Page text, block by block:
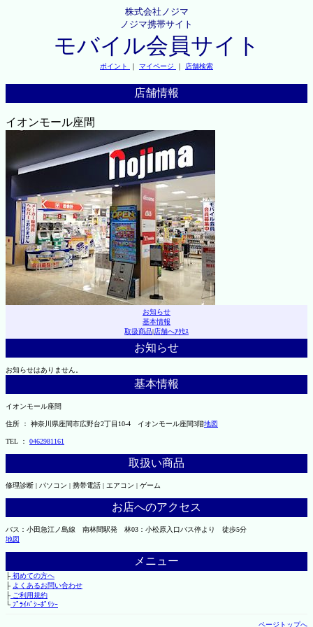
株式会社ノジマ
ノジマ携帯サイト
モバイル会員サイト
ポイント ｜ マイページ ｜ 店舗検索
店舗情報
イオンモール座間
お知らせ
基本情報
取扱商品|店舗へｱｸｾｽ
お知らせ
お知らせはありません。
基本情報
イオンモール座間
住所 ： 神奈川県座間市広野台2丁目10-4 イオンモール座間3階地図
TEL ： 0462981161
取扱い商品
修理診断 | パソコン | 携帯電話 | エアコン | ゲーム
お店へのアクセス
バス：小田急江ノ島線 南林間駅発 林03：小松原入口バス停より 徒歩5分
地図
メニュー
├初めての方へ
├ よくあるお問い合わせ
├ご利用規約
└ﾌﾟﾗｲﾊﾞｼｰﾎﾟﾘｼｰ
ページトップへ